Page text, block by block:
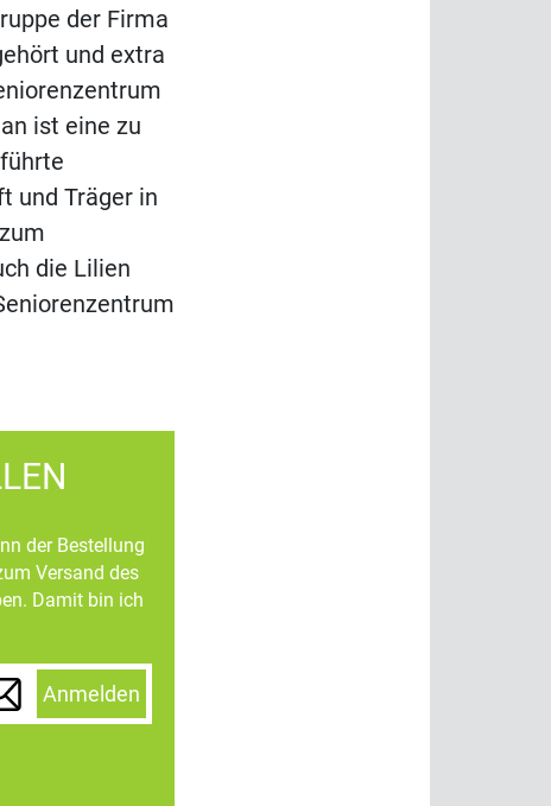
der Firma
und extra
ist eine zu
und Träger in
die Lilien
der Bestellung
Versand des
Damit bin ich
Anmelden